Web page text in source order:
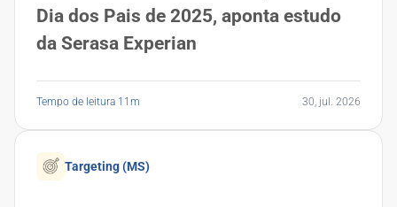
Dia dos Pais de 2025, aponta estudo
da Serasa Experian
Tempo de leitura 11m 30, jul. 2026
Targeting (MS)